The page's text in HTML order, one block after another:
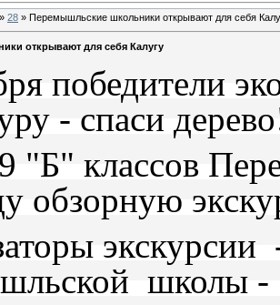
» 28 » Перемышльские школьники открывают для себя
открывают для себя Калугу
победители
- спаси
"Б" классов
обзорную
школы